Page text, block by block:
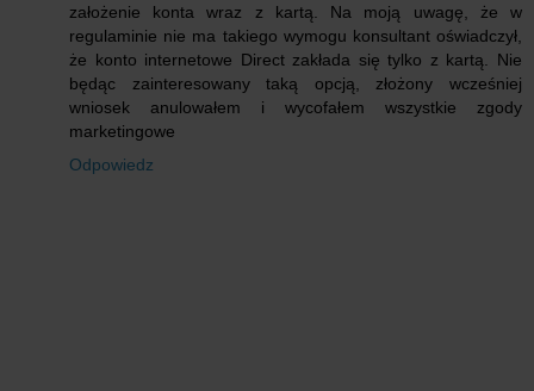
założenie konta wraz z kartą. Na moją uwagę, że w
regulaminie nie ma takiego wymogu konsultant oświadczył,
że konto internetowe Direct zakłada się tylko z kartą. Nie
będąc zainteresowany taką opcją, złożony wcześniej
wniosek anulowałem i wycofałem wszystkie zgody
marketingowe
Odpowiedz